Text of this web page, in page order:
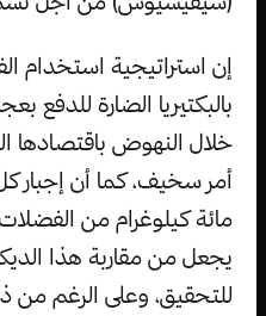
إن استراتيجية استخدام
بالبكتيريا الضارة للدفع
خلال النهوض باقتصادها
أمر سخيف، كما أن إجبار
مائة كيلوغرام من الفضلات
يجعل من مقاربة هذا
للتحقيق، وعلى الرغم من